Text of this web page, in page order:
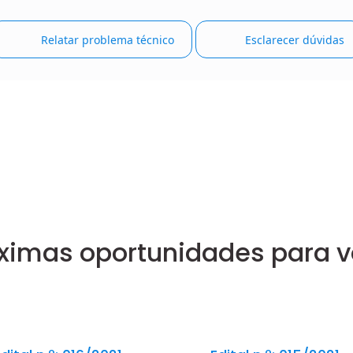
Relatar problema técnico Esclarecer dúvidas
oportunidades para